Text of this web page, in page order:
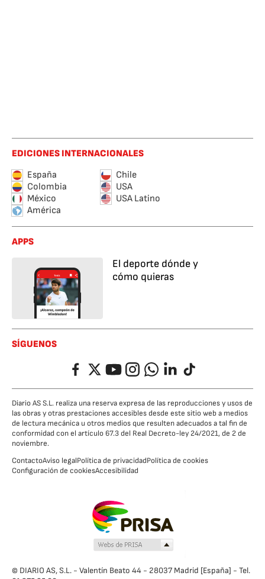
EDICIONES INTERNACIONALES
España
Chile
Colombia
USA
México
USA Latino
América
APPS
El deporte dónde y
cómo quieras
SÍGUENOS
FacebookTwitterYouTubeInstagramWhatsappLinkedIn
TikTok
Diario AS S.L. realiza una reserva expresa de las reproducciones y usos de
las obras y otras prestaciones accesibles desde este sitio web a medios
de lectura mecánica u otros medios que resulten adecuados a tal fin de
conformidad con el artículo 67.3 del Real Decreto-ley 24/2021, de 2 de
noviembre.
ContactoAviso legalPolítica de privacidadPolítica de cookies
Configuración de cookiesAccesibilidad
© DIARIO AS, S.L. - Valentín Beato 44 - 28037 Madrid [España] - Tel.